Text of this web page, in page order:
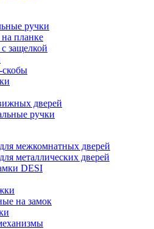
ручки
планке
защелкой
дверей
ручки
межкомнатных дверей
металлических дверей
DESI
на замок